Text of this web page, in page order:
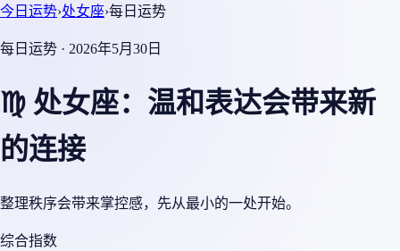
今日运势›处女座›每日运势
每日运势 · 2026年5月30日
♍ 处女座：温和表达会带来新
的连接
整理秩序会带来掌控感，先从最小的一处开始。
综合指数